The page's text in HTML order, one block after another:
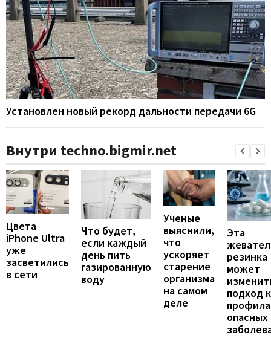
Установлен новый рекорд дальности передачи 6G
Внутри techno.bigmir.net
Цвета
iPhone Ultra
уже
засветились
в сети
Что будет,
если каждый
день пить
газированную
воду
Ученые
выяснили,
что
ускоряет
старение
организма
на самом
деле
Эта
резинка
может
подход к
опасных